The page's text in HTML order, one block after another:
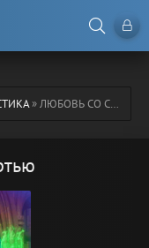
» ЛЮБОВЬ СО СМЕРТЬЮ